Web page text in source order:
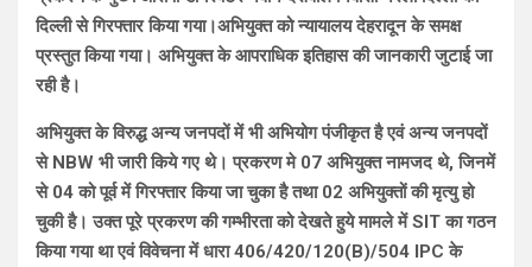
दिल्ली से गिरफ्तार किया गया।अभियुक्त को न्यायालय देहरादून के समक्ष
प्रस्तुत किया गया। अभियुक्त के आपराधिक इतिहास की जानकारी जुटाई जा
रही है।
अभियुक्त के विरुद्ध अन्य जनपदों में भी अभियोग पंजीकृत है एवं अन्य जनपदों
से NBW भी जारी किये गए थे। प्रकरण मे 07 अभियुक्त नामजद थे, जिनमें
से 04 को पूर्व में गिरफ्तार किया जा चुका है तथा 02 अभियुक्तों की मृत्यु हो
चुकी है। उक्त पूरे प्रकरण की गम्भीरता को देखते हुये मामले में SIT का गठन
किया गया था एवं विवेचना में धारा 406/420/120(B)/504 IPC के